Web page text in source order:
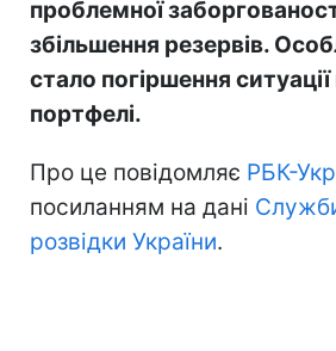
проблемної
збільшення резервів.
стало погіршення
портфелі.
Про це повідомляє РБК-
посиланням на дані
розвідки України.